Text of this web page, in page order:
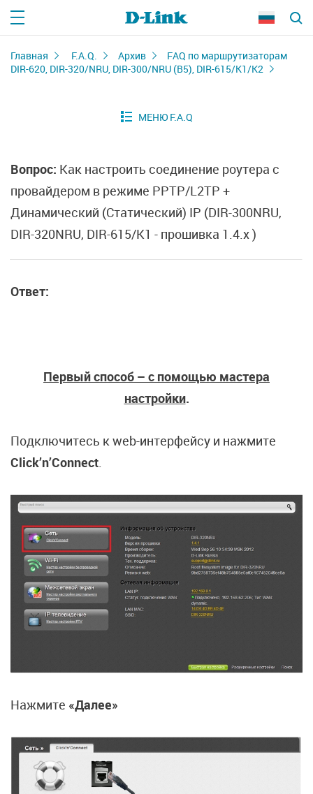
Главная F.A.Q. Архив
FAQ по маршрутизаторам
DIR-620, DIR-320/NRU, DIR-300/NRU (B5), DIR-615/K1/K2
Вопрос: Как настроить соединение роутера с
провайдером в режиме PPTP/L2TP +
Динамический (Статический) IP (DIR-300NRU,
DIR-320NRU, DIR-615/K1 - прошивка 1.4.x )
Ответ:
Первый способ – с помощью мастера
настройки.
Подключитесь к web-интерфейсу и нажмите
Click’n’Connect.
Нажмите «Далее»